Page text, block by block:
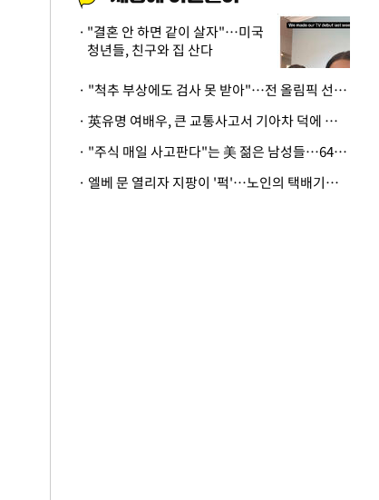
"결혼 안 하면 같이 살자"…미국
청년들, 친구와 집 산다
· "척추 부상에도 검사 못 받아"…전 올림픽 선수, 美봅슬레이협회 상대 소송
· 英유명 여배우, 큰 교통사고서 기아차 덕에 살았다
· "주식 매일 사고판다"는 美 젊은 남성들…64%가 "나는 인생의 패배자“
· 엘베 문 열리자 지팡이 '퍽'…노인의 택배기사 폭행 이유